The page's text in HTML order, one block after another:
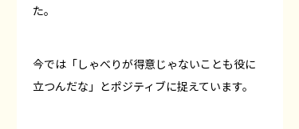
た。
今では「しゃべりが得意じゃないことも役に
立つんだな」とポジティブに捉えています。